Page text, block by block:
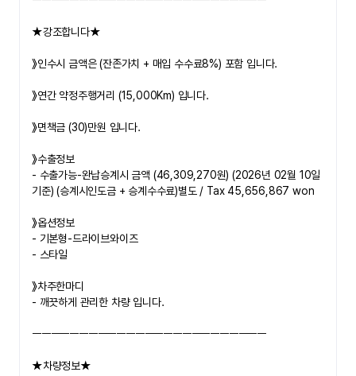
★강조합니다★
》인수시 금액은 (잔존가치 + 매입 수수료8%) 포함 입니다.
》연간 약정주행거리 (15,000Km) 입니다.
》면책금 (30)만원 입니다.
》수출정보
- 수출가능-완납승계시 금액 (46,309,270원) (2026년 02월 10일
기준) (승계시인도금 + 승계수수료)별도 / Tax 45,656,867 won
》옵션정보
- 기본형-드라이브와이즈
- 스타일
》차주한마디
- 깨끗하게 관리한 차량 입니다.
ㅡㅡㅡㅡㅡㅡㅡㅡㅡㅡㅡㅡㅡㅡㅡㅡㅡㅡㅡㅡㅡㅡㅡㅡㅡ
★차량정보★